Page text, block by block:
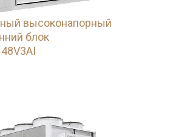
высоконапорный
блок